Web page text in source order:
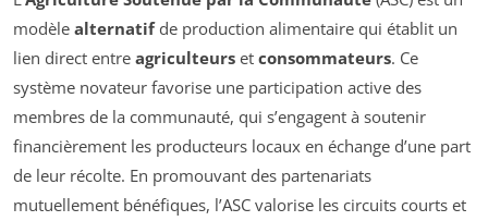
modèle alternatifde production alimentaire qui établit un
lien direct entre agriculteurs et consommateurs. Ce
système novateur favorise une participation active des
membres de la communauté, qui s’engagent à soutenir
financièrement les producteurs locaux en échange d’une part
de leur récolte. En promouvant des partenariats
mutuellement bénéfiques, l’ASC valorise les circuits courts et